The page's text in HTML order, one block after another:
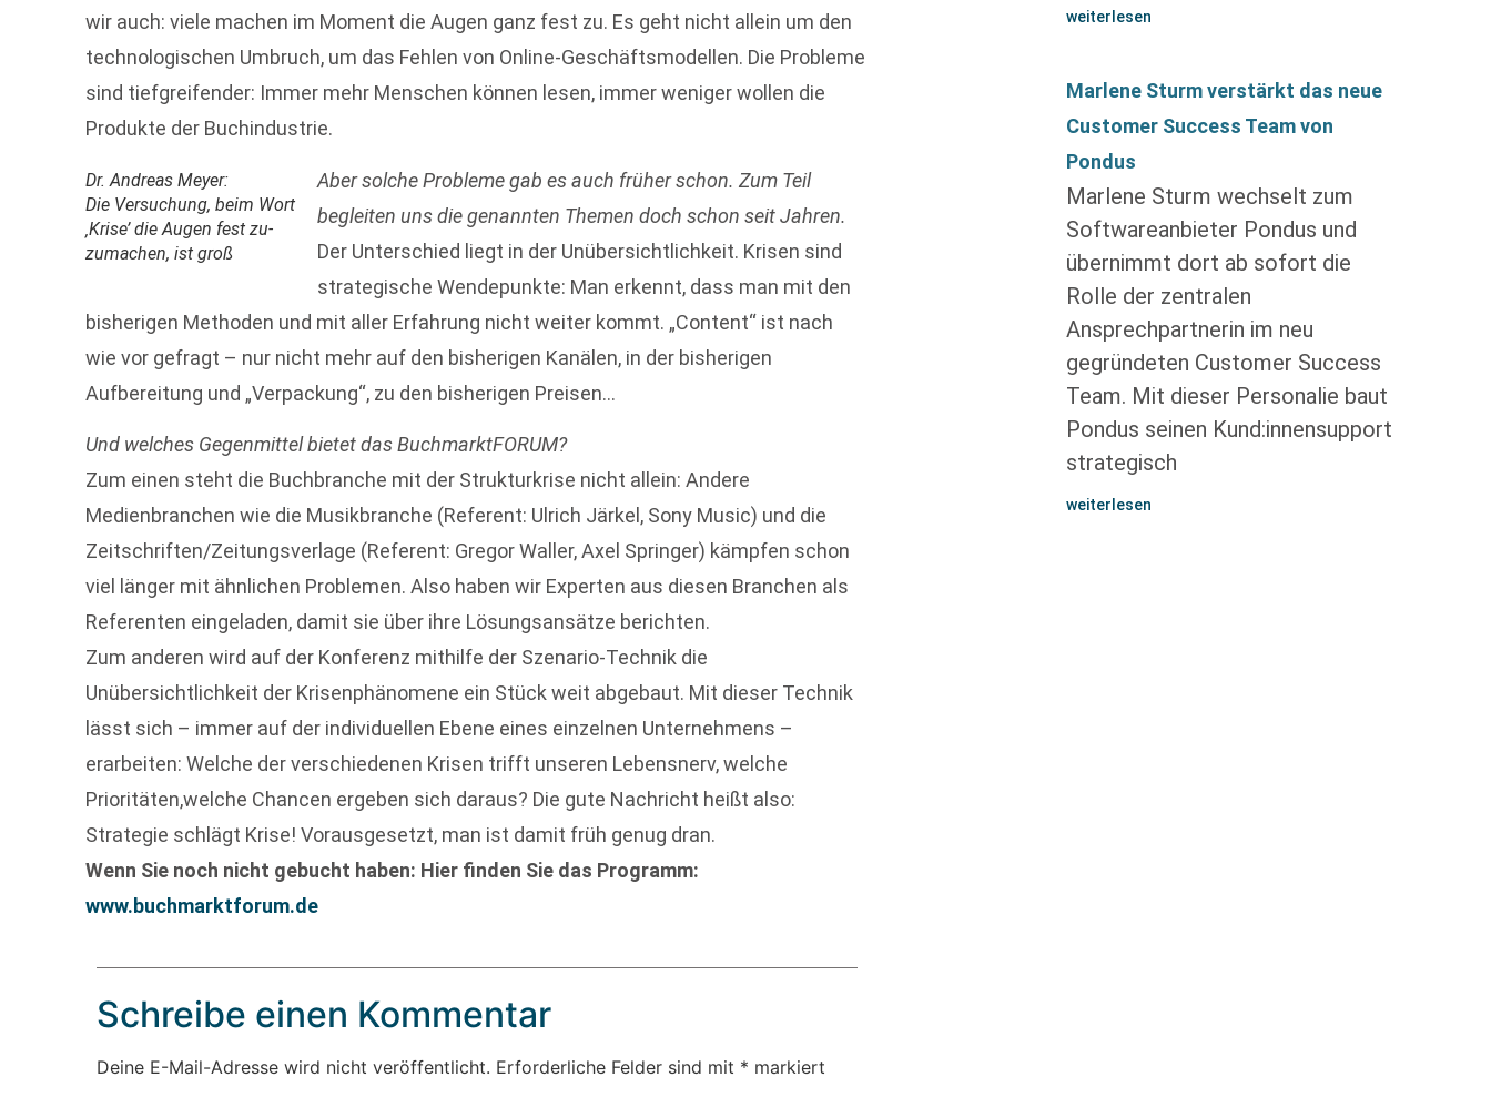
wir auch: viele machen im Moment die Augen ganz fest zu. Es geht nicht allein um den
technologischen Umbruch, um das Fehlen von Online-Geschäftsmodellen. Die Probleme
sind tiefgreifender: Immer mehr Menschen können lesen, immer weniger wollen die
Produkte der Buchindustrie.
Dr. Andreas Meyer:
Die Versuchung, beim Wort
‚Krise’ die Augen fest zu-
zumachen, ist groß
Aber solche Probleme gab es auch früher schon. Zum Teil
begleiten uns die genannten Themen doch schon seit Jahren.
Der Unterschied liegt in der Unübersichtlichkeit. Krisen sind
strategische Wendepunkte: Man erkennt, dass man mit den
bisherigen Methoden und mit aller Erfahrung nicht weiter kommt. „Content“ ist nach
wie vor gefragt – nur nicht mehr auf den bisherigen Kanälen, in der bisherigen
Aufbereitung und „Verpackung“, zu den bisherigen Preisen…
Und welches Gegenmittel bietet das BuchmarktFORUM?
Zum einen steht die Buchbranche mit der Strukturkrise nicht allein: Andere
Medienbranchen wie die Musikbranche (Referent: Ulrich Järkel, Sony Music) und die
Zeitschriften/Zeitungsverlage (Referent: Gregor Waller, Axel Springer) kämpfen schon
viel länger mit ähnlichen Problemen. Also haben wir Experten aus diesen Branchen als
Referenten eingeladen, damit sie über ihre Lösungsansätze berichten.
Zum anderen wird auf der Konferenz mithilfe der Szenario-Technik die
Unübersichtlichkeit der Krisenphänomene ein Stück weit abgebaut. Mit dieser Technik
lässt sich – immer auf der individuellen Ebene eines einzelnen Unternehmens –
erarbeiten: Welche der verschiedenen Krisen trifft unseren Lebensnerv, welche
Prioritäten,welche Chancen ergeben sich daraus? Die gute Nachricht heißt also:
Strategie schlägt Krise! Vorausgesetzt, man ist damit früh genug dran.
Wenn Sie noch nicht gebucht haben: Hier finden Sie das Programm:
www.buchmarktforum.de
Schreibe einen Kommentar
Deine E-Mail-Adresse wird nicht veröffentlicht. Erforderliche Felder sind mit * markiert
weiterlesen
Marlene Sturm verstärkt das neue
Customer Success Team von
Pondus
Marlene Sturm wechselt zum
Softwareanbieter Pondus und
übernimmt dort ab sofort die
Rolle der zentralen
Ansprechpartnerin im neu
gegründeten Customer Success
Team. Mit dieser Personalie baut
Pondus seinen Kund:innensupport
strategisch
weiterlesen